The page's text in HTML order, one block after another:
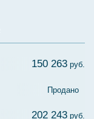
150 263 руб.
Продано
202 243 руб.